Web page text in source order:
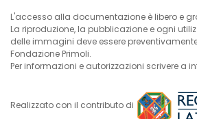
L'accesso alla documentazione è libero e
La riproduzione, la pubblicazione e ogni
delle immagini deve essere
Fondazione Primoli.
Per informazioni e autorizzazioni scrivere a
Realizzato con il contributo di